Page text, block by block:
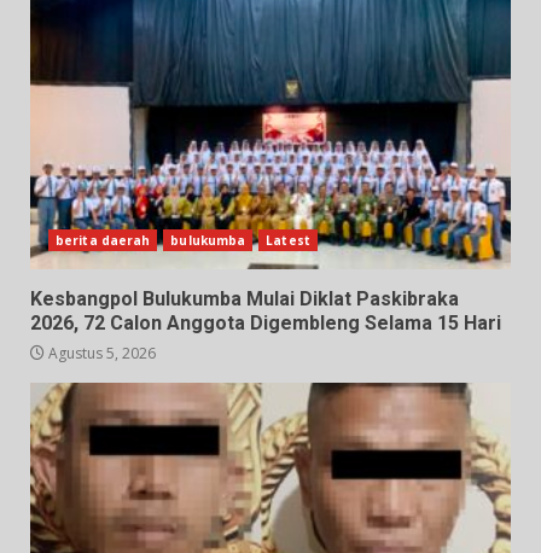
berita daerah bulukumba Latest
Kesbangpol Bulukumba Mulai Diklat Paskibraka
2026, 72 Calon Anggota Digembleng Selama 15 Hari
Agustus 5, 2026